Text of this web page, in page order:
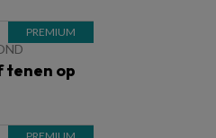
tenen op